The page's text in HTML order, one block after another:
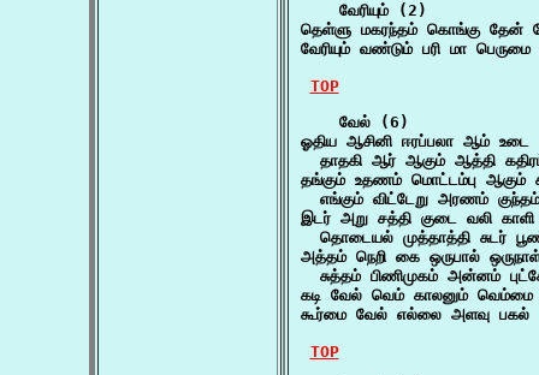
    வேரியும் (2)
தெள்ளு மகரந்தம் கொங்கு தேன்
வேரியும் வண்டும் பரி மா
TOP
    வேல் (6)
ஓதிய ஆசினி ஈரப்பலா ஆம் உடை
தாதகி ஆர் ஆகும் ஆத்தி
தங்கும் உதணம் மொட்டம்பு ஆகும்
எங்கும் விட்டேறு அரணம்
இடர் அறு சத்தி குடை வலி
தொடையல் முத்தாத்தி சுடர்
அத்தம் நெறி கை ஒருபால்
சுத்தம் பிணிமுகம் அன்னம்
கடி வேல் வெம் காலனும்
கூர்மை வேல் எல்லை அளவு பகல்
TOP